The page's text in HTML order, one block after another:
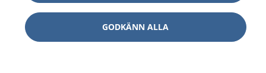
GODKÄNN ALLA